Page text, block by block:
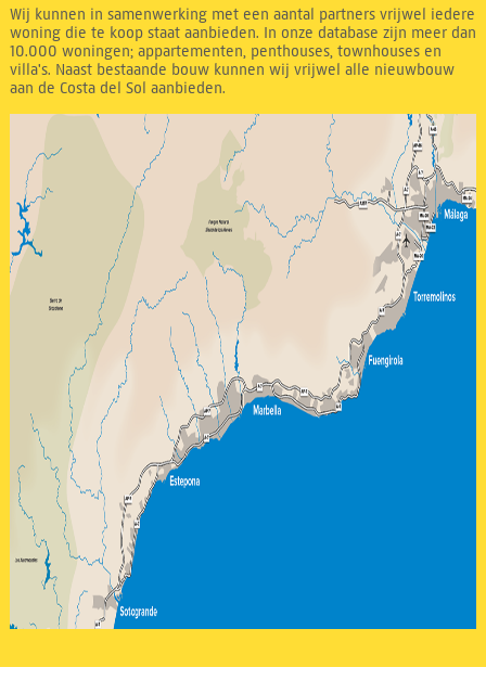
Wij kunnen in samenwerking met een aantal partners vrijwel iedere
woning die te koop staat aanbieden. In onze database zijn meer dan
10.000 woningen; appartementen, penthouses, townhouses en
villa's. Naast bestaande bouw kunnen wij vrijwel alle nieuwbouw
aan de Costa del Sol aanbieden.